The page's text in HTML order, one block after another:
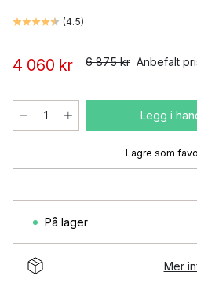
(4.5)
4 060 kr 6 875 kr Anbefalt
Legg i
Lagre som
På lager
Mer